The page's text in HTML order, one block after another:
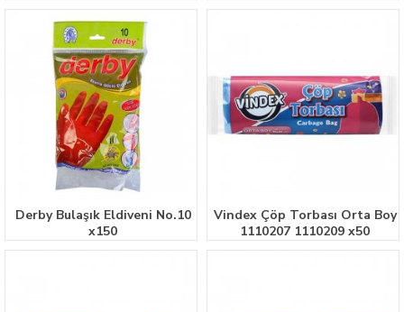
Derby Bulaşık Eldiveni No.10
x150
Vindex Çöp Torbası Orta Boy
1110207 1110209 x50